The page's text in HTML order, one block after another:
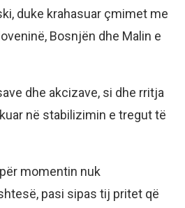
duke krahasuar çmimet me
Bosnjën dhe Malin e
dhe akcizave, si dhe rritja
në stabilizimin e tregut të
momentin nuk
pasi sipas tij pritet që